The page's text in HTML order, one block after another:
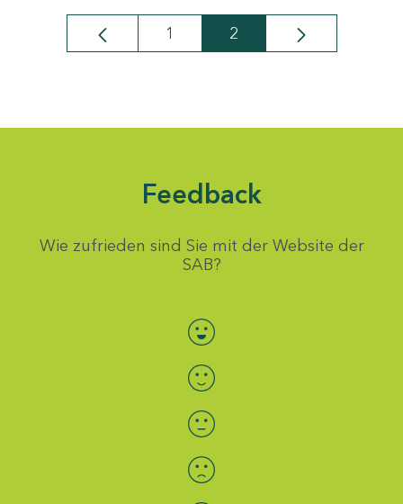
Seite
1 Seite
2
Feedback
Wie zufrieden sind Sie mit der Website der
SAB?
Bewertung auswählen